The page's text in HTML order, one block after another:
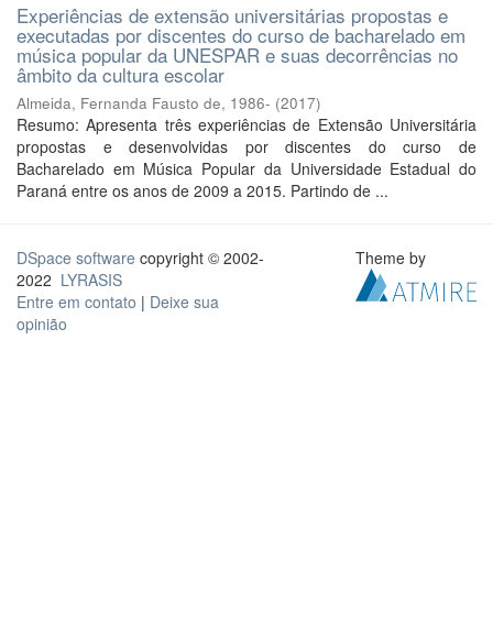
Experiências de extensão universitárias propostas e
executadas por discentes do curso de bacharelado em
música popular da UNESPAR e suas decorrências no
âmbito da cultura escolar
Almeida, Fernanda Fausto de, 1986- (2017)
Resumo: Apresenta três experiências de Extensão Universitária
propostas e desenvolvidas por discentes do curso de
Bacharelado em Música Popular da Universidade Estadual do
Paraná entre os anos de 2009 a 2015. Partindo de ...
DSpace software copyright © 2002-
2022 LYRASIS
Entre em contato | Deixe sua
opinião
Theme by